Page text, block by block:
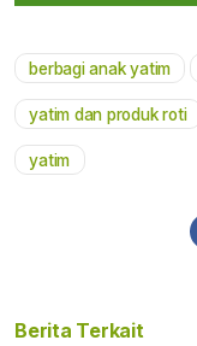
berbagi anak yatim
yatim dan produk roti
yatim
Berita Terkait